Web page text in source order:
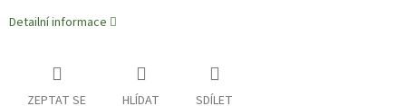
Detailní informace
ZEPTAT SE HLÍDAT SDÍLET